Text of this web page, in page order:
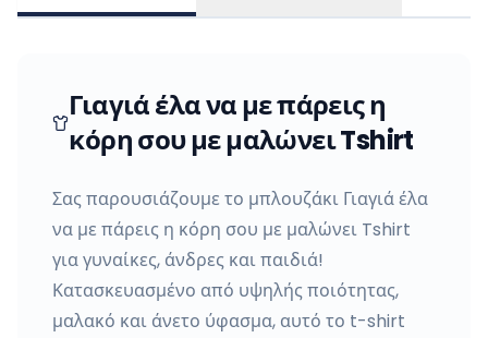
Γιαγιά έλα να με πάρεις η
κόρη σου με μαλώνει Tshirt
Σας παρουσιάζουμε το μπλουζάκι Γιαγιά έλα
να με πάρεις η κόρη σου με μαλώνει Tshirt
για γυναίκες, άνδρες και παιδιά!
Κατασκευασμένο από υψηλής ποιότητας,
μαλακό και άνετο ύφασμα, αυτό το t-shirt